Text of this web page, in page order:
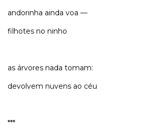
andorinha ainda voa —
filhotes no ninho
as árvores nada tomam:
devolvem nuvens ao céu
***